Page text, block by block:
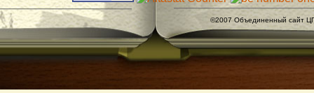
©2007 Объединенный сайт